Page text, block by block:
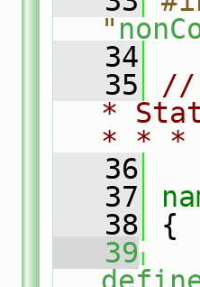
"
   34
   35
//
*
* *
   36
   37
   38
{
   39